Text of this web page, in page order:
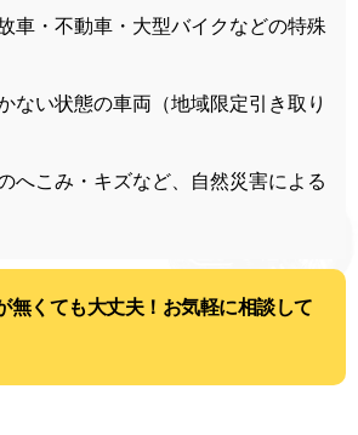
車・不動車・大型バイクなどの特殊
ない状態の車両（地域限定引き取り
へこみ・キズなど、自然災害による
無くても大丈夫！お気軽に相談して